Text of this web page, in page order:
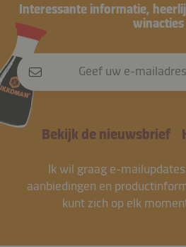
Interessante informatie,
winacties
Geef uw e-
Bekijk de nieuwsbrief
Ik wil graag e-
aanbiedingen en
kunt zich op elk